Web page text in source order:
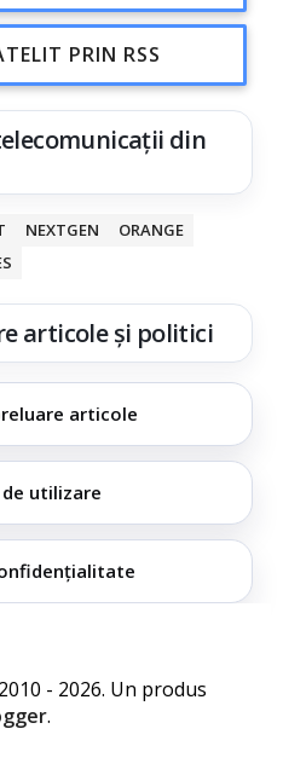
PRIN RSS
din
NEXTGEN
ORANGE
articole și politici
articole
utilizare
- 2026. Un produs
.